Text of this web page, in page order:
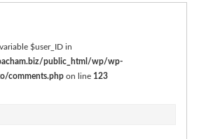
$user_ID in
public_html/wp/wp-
comments.php on line 123